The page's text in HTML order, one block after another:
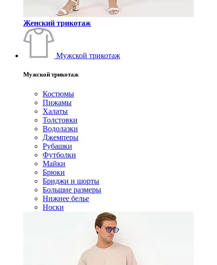
Женский трикотаж
Мужской трикотаж
Мужской трикотаж
Костюмы
Пижамы
Халаты
Толстовки
Водолазки
Джемперы
Рубашки
Футболки
Майки
Брюки
Бриджи и шорты
Большие размеры
Нижнее белье
Носки